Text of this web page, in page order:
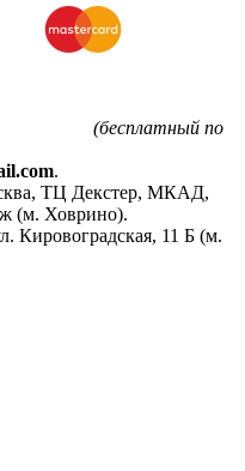
(бесплатный по
.
, ТЦ Декстер, МКАД,
(м. Ховрино).
Кировоградская, 11 Б (м.